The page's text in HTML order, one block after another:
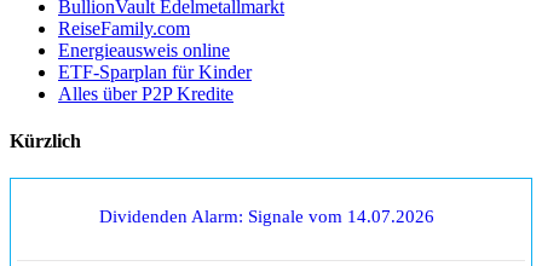
BullionVault Edelmetallmarkt
ReiseFamily.com
Energieausweis online
ETF-Sparplan für Kinder
Alles über P2P Kredite
Kürzlich
Dividenden Alarm: Signale vom 14.07.2026